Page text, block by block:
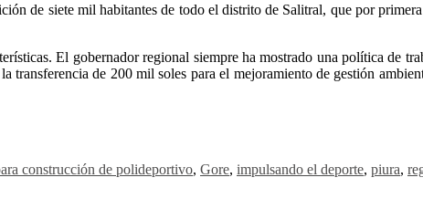
de siete mil habitantes de todo el distrito de Salitral, que por
El gobernador regional siempre ha mostrado una política de
transferencia de 200 mil soles para el mejoramiento de gestión
construcción de polideportivo, Gore, impulsando el deporte, piura,